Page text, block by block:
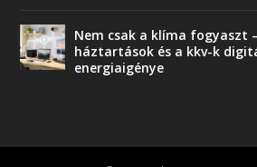
Nem csak a klíma fogyaszt
háztartások és a kkv-k
energiaigénye